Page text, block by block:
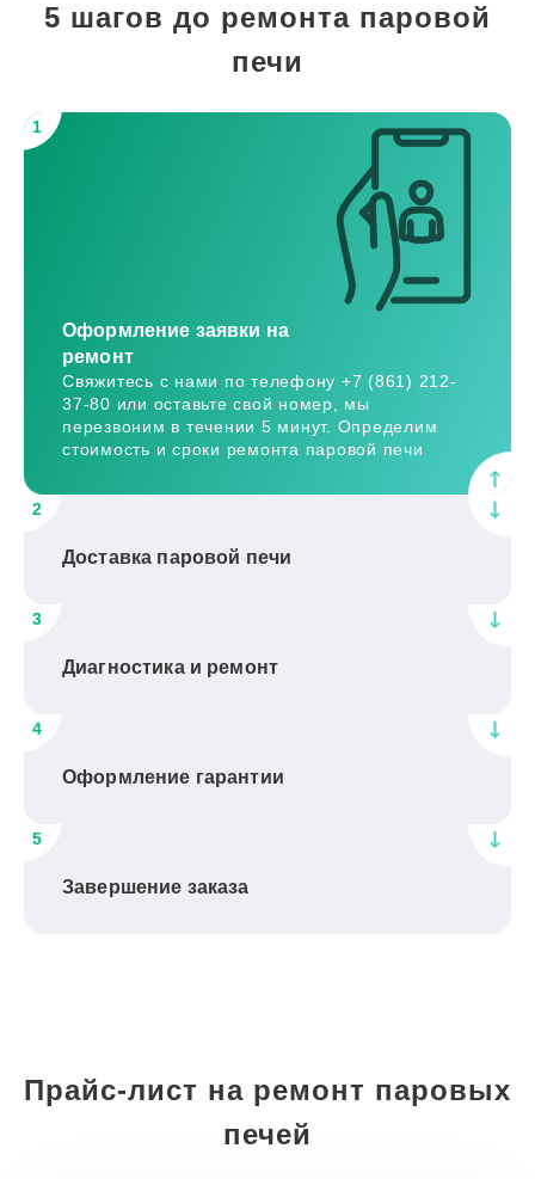
5 шагов до ремонта паровой
печи
1
Оформление заявки на
ремонт
Свяжитесь с нами по телефону +7 (861) 212-
37-80 или оставьте свой номер, мы
перезвоним в течении 5 минут. Определим
стоимость и сроки ремонта паровой печи
2
Доставка паровой печи
3
Диагностика и ремонт
4
Оформление гарантии
5
Завершение заказа
Прайс-лист на ремонт паровых
печей